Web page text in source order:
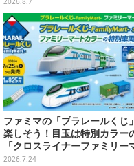
もお好み次第【プレイレポ】
ファミマの「プラレールくじ
楽しそう！目玉は特別カラー
「クロスライナーファミリー
ト号」、その他ライナップも
2026.7.24